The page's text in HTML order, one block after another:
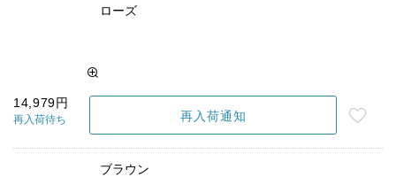
ローズ
14,979円
再入荷待ち 再入荷通知
ブラウン